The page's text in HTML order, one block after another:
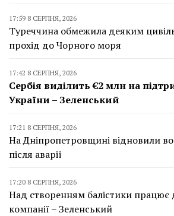
17:59 8 СЕРПНЯ, 2026
Туреччина обмежила деяким
прохід до Чорного моря
17:42 8 СЕРПНЯ, 2026
Сербія виділить €2 млн на
України – Зеленський
17:21 8 СЕРПНЯ, 2026
На Дніпропетровщині відновили
після аварії
17:20 8 СЕРПНЯ, 2026
Над створенням балістики працює
компанії – Зеленський